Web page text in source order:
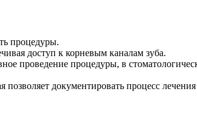
процедуры.
доступ к корневым каналам зуба.
проведение процедуры, в
документировать процесс